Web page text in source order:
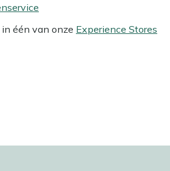
één van onze Experience Stores